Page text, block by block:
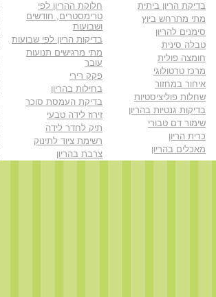
בדיקת הריון ביתית
מתי מתרחש ביוץ
סימנים להריון
טבלה סינית
חומצה פולית
מרכז טרטולוגי
איחור במחזור
שחלות פוליציסטיות
בדיקות גנטיות בהריון
שימור דם טבורי
כרית הריון
מאכלים בהריון
חלוקת ההריון לפי
טרימסטרים, חודשים
ושבועות
בדיקות הריון לפי שבועות
מתי מרגישים תנועות
עובר
פקק רירי
בחילות בהריון
בדיקת העמסת סוכר
זירוז לידה טבעי
תיק לחדר לידה
רשימת ציוד לתינוק
צרבת בהריון